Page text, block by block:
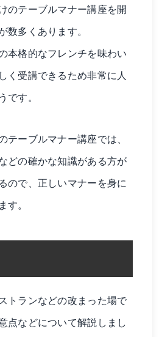
のテーブルマナー講座を開
数多くあります。
本格的なフレンチを味わい
く受講できるため非常に人
です。
テーブルマナー講座では、
どの確かな知識がある方が
ので、正しいマナーを身に
。
トランなどの改まった場で
点などについて解説しまし